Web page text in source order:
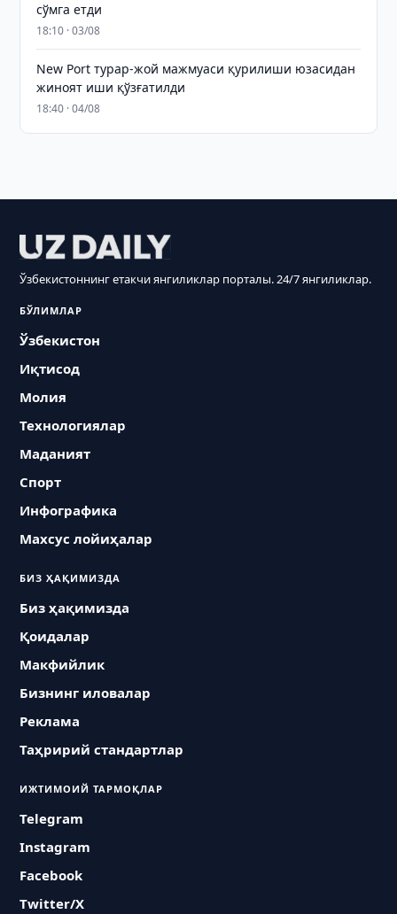
сўмга етди
18:10 · 03/08
New Port турар-жой мажмуаси қурилиши юзасидан
жиноят иши қўзғатилди
18:40 · 04/08
Ўзбекистоннинг етакчи янгиликлар порталы. 24/7 янгиликлар.
БЎЛИМЛАР
Ўзбекистон
Иқтисод
Молия
Технологиялар
Маданият
Спорт
Инфографика
Махсус лойиҳалар
БИЗ ҲАҚИМИЗДА
Биз ҳақимизда
Қоидалар
Макфийлик
Бизнинг иловалар
Реклама
Таҳририй стандартлар
ИЖТИМОИЙ ТАРМОҚЛАР
Telegram
Instagram
Facebook
Twitter/X